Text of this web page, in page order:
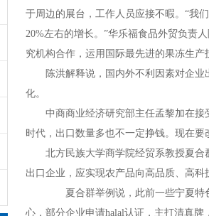
于周边的展台，工作人员应接不暇。 “我
20%左右的增长。 ”华乐福食品外贸负责
究机构合作，运用国际最先进的果冻生产
陈洪解释说，国内外不利因素对企
化。
中商商业经济研究部主任孟黎加在接
时代，出口数量多也不一定挣钱。现在
北方民族大学商学院经贸系教授夏
出口企业，应实现农产品向高品质、高
夏合群举例说，此前一些宁夏特色
心，部分企业申请halal认证，主打清真牌